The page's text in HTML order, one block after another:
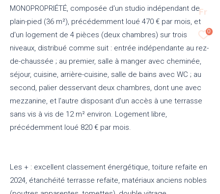
Fr
0
MONOPROPRIÉTÉ, composée d'un studio indépendant de
plain-pied (36 m²), précédemment loué 470 € par mois, et
d'un logement de 4 pièces (deux chambres) sur trois
niveaux, distribué comme suit : entrée indépendante au rez-
de-chaussée ; au premier, salle à manger avec cheminée,
séjour, cuisine, arrière-cuisine, salle de bains avec WC ; au
second, palier desservant deux chambres, dont une avec
mezzanine, et l'autre disposant d'un accès à une terrasse
sans vis à vis de 12 m² environ. Logement libre,
précédemment loué 820 € par mois.
Les + : excellent classement énergétique, toiture refaite en
2024, étanchéité terrasse refaite, matériaux anciens nobles